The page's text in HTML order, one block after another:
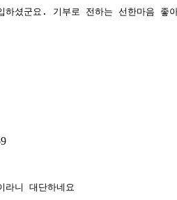
하셨군요. 기부로 전하는 선한마음 좋
라니 대단하네요